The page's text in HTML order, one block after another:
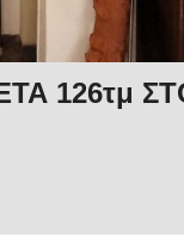
126τμ